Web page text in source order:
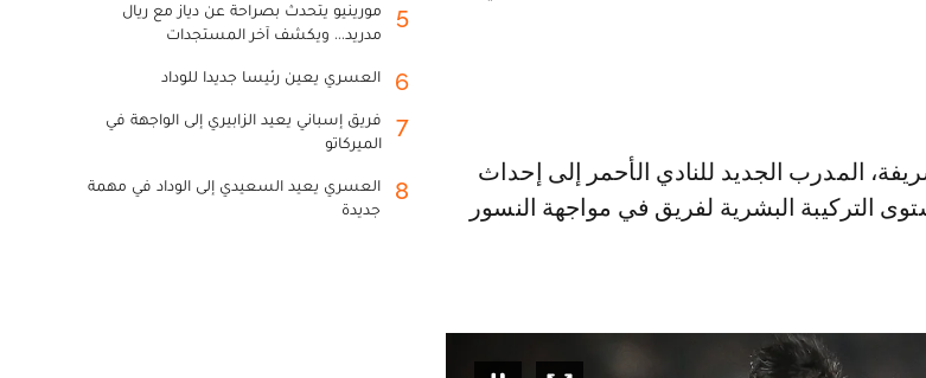
التركيبة البشرية لفريق في مواجهة النسور
5
مورينيو يتحدث بصراحة عن دياز مع ريال
مدريد... ويكشف آخر المستجدات
6 العسري يعين رئيسا جديدا للوداد
7
فريق إسباني يعيد الزابيري إلى الواجهة في
الميركاتو
8
العسري يعيد السعيدي إلى الوداد في مهمة
جديدة